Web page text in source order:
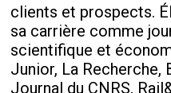
clients et prospects.
sa carrière comme
scientifique et
Junior, La Recherche,
Journal du CNRS,